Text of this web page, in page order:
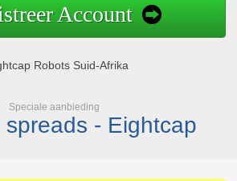
Account
Robots Suid-Afrika
Speciale aanbieding
spreads - Eightcap